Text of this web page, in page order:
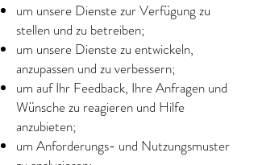
um unsere Dienste zur Verfügung zu
stellen und zu betreiben;
um unsere Dienste zu entwickeln,
anzupassen und zu verbessern;
um auf Ihr Feedback, Ihre Anfragen und
Wünsche zu reagieren und Hilfe
anzubieten;
um Anforderungs- und Nutzungsmuster